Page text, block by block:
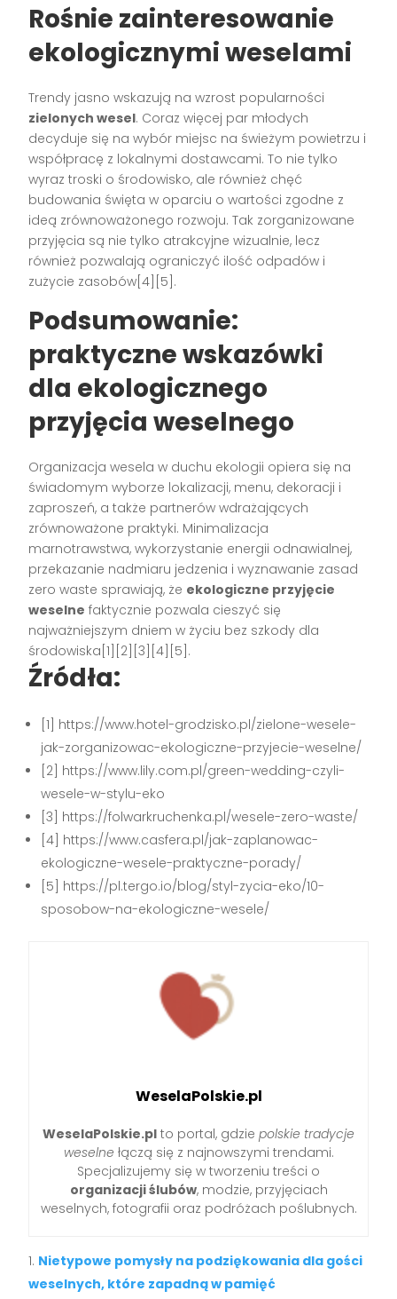
Rośnie zainteresowanie
ekologicznymi weselami
Trendy jasno wskazują na wzrost popularności
zielonych wesel. Coraz więcej par młodych
decyduje się na wybór miejsc na świeżym powietrzu i
współpracę z lokalnymi dostawcami. To nie tylko
wyraz troski o środowisko, ale również chęć
budowania święta w oparciu o wartości zgodne z
ideą zrównoważonego rozwoju. Tak zorganizowane
przyjęcia są nie tylko atrakcyjne wizualnie, lecz
również pozwalają ograniczyć ilość odpadów i
zużycie zasobów[4][5].
Podsumowanie:
praktyczne wskazówki
dla ekologicznego
przyjęcia weselnego
Organizacja wesela w duchu ekologii opiera się na
świadomym wyborze lokalizacji, menu, dekoracji i
zaproszeń, a także partnerów wdrażających
zrównoważone praktyki. Minimalizacja
marnotrawstwa, wykorzystanie energii odnawialnej,
przekazanie nadmiaru jedzenia i wyznawanie zasad
zero waste sprawiają, że ekologiczne przyjęcie
weselne faktycznie pozwala cieszyć się
najważniejszym dniem w życiu bez szkody dla
środowiska[1][2][3][4][5].
Źródła:
[1] https://www.hotel-grodzisko.pl/zielone-wesele-
jak-zorganizowac-ekologiczne-przyjecie-weselne/
[2] https://www.lily.com.pl/green-wedding-czyli-
wesele-w-stylu-eko
[3] https://folwarkruchenka.pl/wesele-zero-waste/
[4] https://www.casfera.pl/jak-zaplanowac-
ekologiczne-wesele-praktyczne-porady/
[5] https://pl.tergo.io/blog/styl-zycia-eko/10-
sposobow-na-ekologiczne-wesele/
WeselaPolskie.pl
WeselaPolskie.pl to portal, gdzie polskie tradycje
weselne łączą się z najnowszymi trendami.
Specjalizujemy się w tworzeniu treści o
organizacji ślubów, modzie, przyjęciach
weselnych, fotografii oraz podróżach poślubnych.
Nietypowe pomysły na podziękowania dla gości
weselnych, które zapadną w pamięć